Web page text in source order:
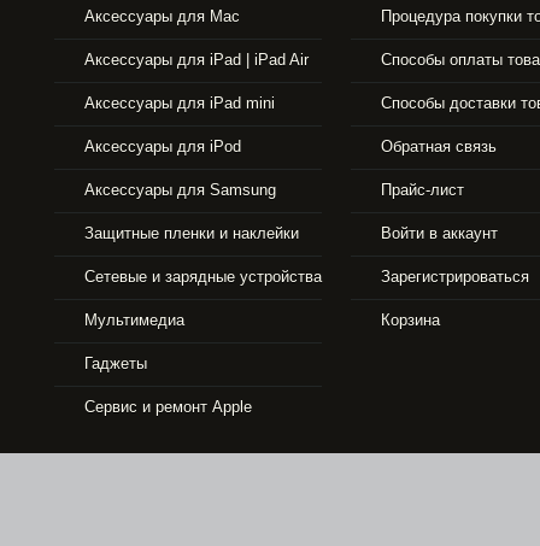
APPLE IPHONE 5S 16GB GOLD
Аксессуары для Mac
Аксессуары для iPad | iPad Air
Аксессуары для iPad mini
Аксессуары для iPod
Аксессуары для Samsung
Защитные пленки и наклейки
Сетевые и зарядные устройства
Мультимедиа
Гаджеты
Сервис и ремонт Apple
Процедура покупки
Способы оплаты
Способы доставки
Обратная связь
Прайс-лист
Войти в аккаунт
Зарегистрироваться
Корзина